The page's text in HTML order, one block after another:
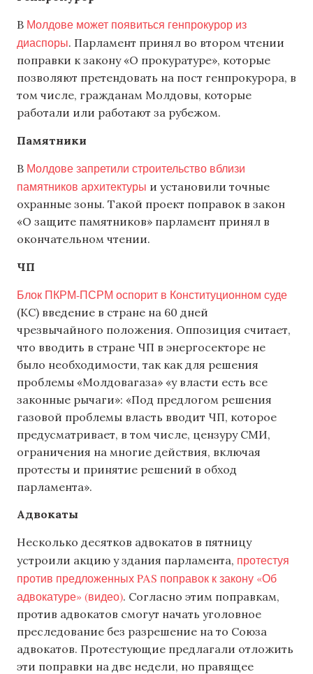
В Молдове может появиться генпрокурор из
диаспоры. Парламент принял во втором чтении
поправки к закону «О прокуратуре», которые
позволяют претендовать на пост генпрокурора, в
том числе, гражданам Молдовы, которые
работали или работают за рубежом.
Памятники
В Молдове запретили строительство вблизи
памятников архитектуры и установили точные
охранные зоны. Такой проект поправок в закон
«О защите памятников» парламент принял в
окончательном чтении.
ЧП
Блок ПКРМ-ПСРМ оспорит в Конституционном суде
(КС) введение в стране на 60 дней
чрезвычайного положения. Оппозиция считает,
что вводить в стране ЧП в энергосекторе не
было необходимости, так как для решения
проблемы «Молдовагаза» «у власти есть все
законные рычаги»: «Под предлогом решения
газовой проблемы власть вводит ЧП, которое
предусматривает, в том числе, цензуру СМИ,
ограничения на многие действия, включая
протесты и принятие решений в обход
парламента».
Адвокаты
Несколько десятков адвокатов в пятницу
устроили акцию у здания парламента, протестуя
против предложенных PAS поправок к закону «Об
адвокатуре» (видео). Согласно этим поправкам,
против адвокатов смогут начать уголовное
преследование без разрешение на то Союза
адвокатов. Протестующие предлагали отложить
эти поправки на две недели, но правящее